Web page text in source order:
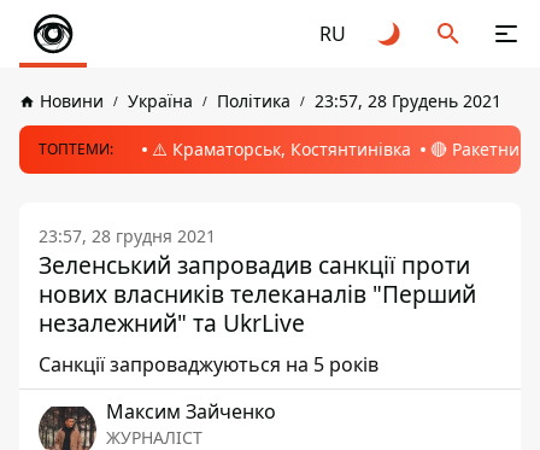
RU
Новини Україна Політика 23:57, 28 Грудень 2021
ТОПТЕМИ: ⚠️ Краматорськ, Костянтинівка 🔴 Ракетний
23:57, 28 грудня 2021
Зеленський запровадив санкції проти
нових власників телеканалів "Перший
незалежний" та UkrLive
Санкції запроваджуються на 5 років
Максим Зайченко
ЖУРНАЛІСТ